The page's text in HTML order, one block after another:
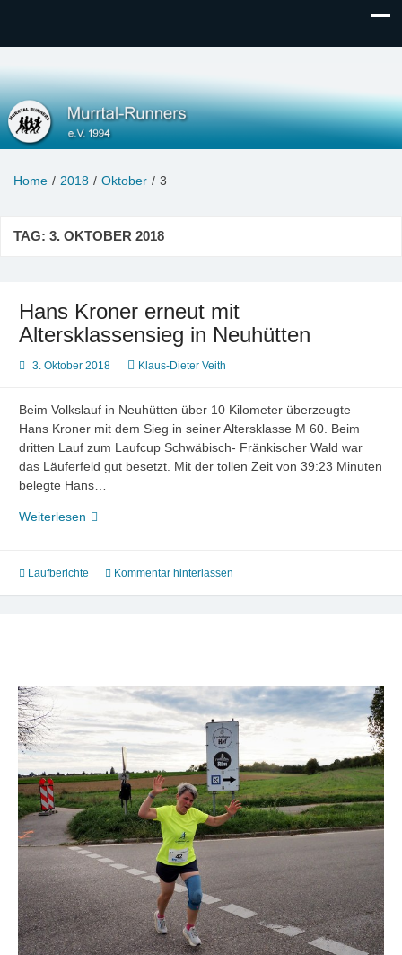
Murrtal-Runners
e.V. 1994
Home 2018 Oktober 3
TAG: 3. OKTOBER 2018
Hans Kroner erneut mit
Altersklassensieg in Neuhütten
3. Oktober 2018 Klaus-Dieter Veith
Beim Volkslauf in Neuhütten über 10 Kilometer überzeugte
Hans Kroner mit dem Sieg in seiner Altersklasse M 60. Beim
dritten Lauf zum Laufcup Schwäbisch- Fränkischer Wald war
das Läuferfeld gut besetzt. Mit der tollen Zeit von 39:23 Minuten
belegte Hans…
Weiterlesen Hans
mit
Laufberichte Kommentar hinterlassen